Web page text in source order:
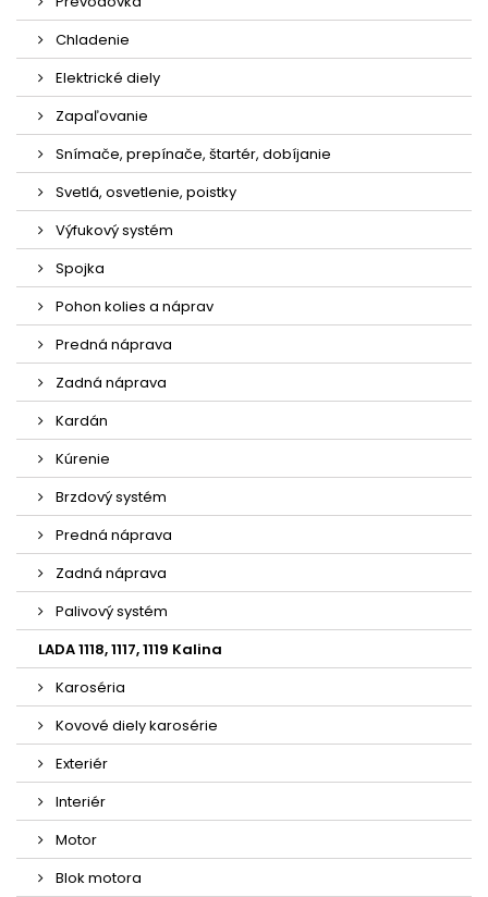
Chladenie
Elektrické diely
Zapaľovanie
Snímače, prepínače, štartér, dobíjanie
Svetlá, osvetlenie, poistky
Výfukový systém
Spojka
Pohon kolies a náprav
Predná náprava
Zadná náprava
Kardán
Kúrenie
Brzdový systém
Predná náprava
Zadná náprava
Palivový systém
LADA 1118, 1117, 1119 Kalina
Karoséria
Kovové diely karosérie
Exteriér
Interiér
Motor
Blok motora